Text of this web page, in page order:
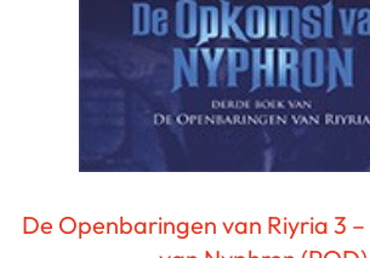
De Openbaringen van Riyria 3